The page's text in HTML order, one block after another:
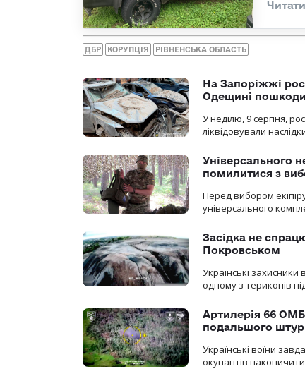
ДБР КОРУПЦІЯ РІВНЕНСЬКА ОБЛАСТЬ
На Запоріжжі
Одещині
У неділю, 9 серпня,
ліквідовували
Універсального
помилитися з
Перед вибором
універсального
Засідка не
Покровськом
Українські
одному з териконів
Артилерія 66
подальшого
Українські воїни
окупантів